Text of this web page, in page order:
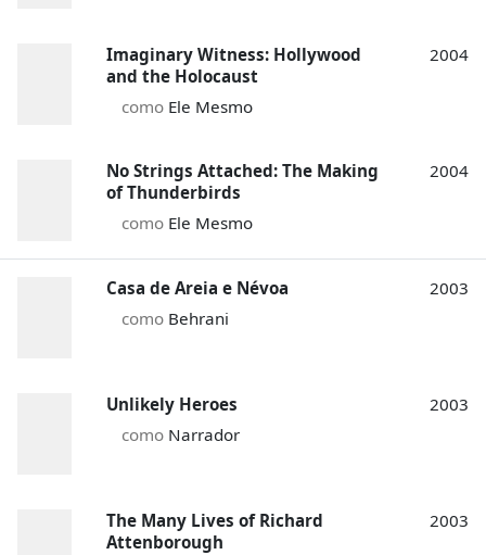
Imaginary Witness: Hollywood
and the Holocaust
como Ele Mesmo
2004
No Strings Attached: The Making
of Thunderbirds
como Ele Mesmo
2004
Casa de Areia e Névoa
como Behrani
2003
Unlikely Heroes
como Narrador
2003
The Many Lives of Richard
Attenborough
2003